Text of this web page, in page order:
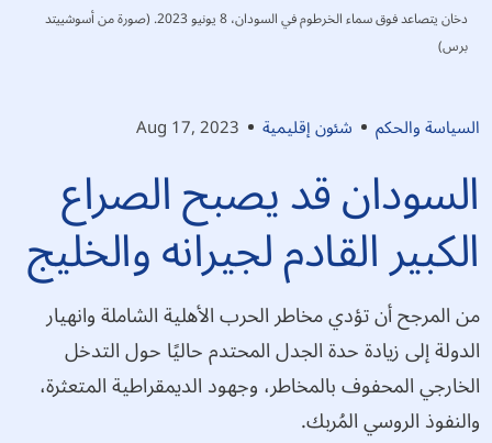
السياسة والحكم شئون إقليمية Aug 17, 2023
السودان قد يصبح الصراع
الكبير القادم لجيرانه والخليج
من المرجح أن تؤدي مخاطر الحرب الأهلية الشاملة وانهيار
الدولة إلى زيادة حدة الجدل المحتدم حاليًا حول التدخل
الخارجي المحفوف بالمخاطر، وجهود الديمقراطية المتعثرة،
والنفوذ الروسي المُربك.
دخان يتصاعد فوق سماء الخرطوم في السودان، 8 يونيو 2023. (صورة من أسوشييتد
برس)